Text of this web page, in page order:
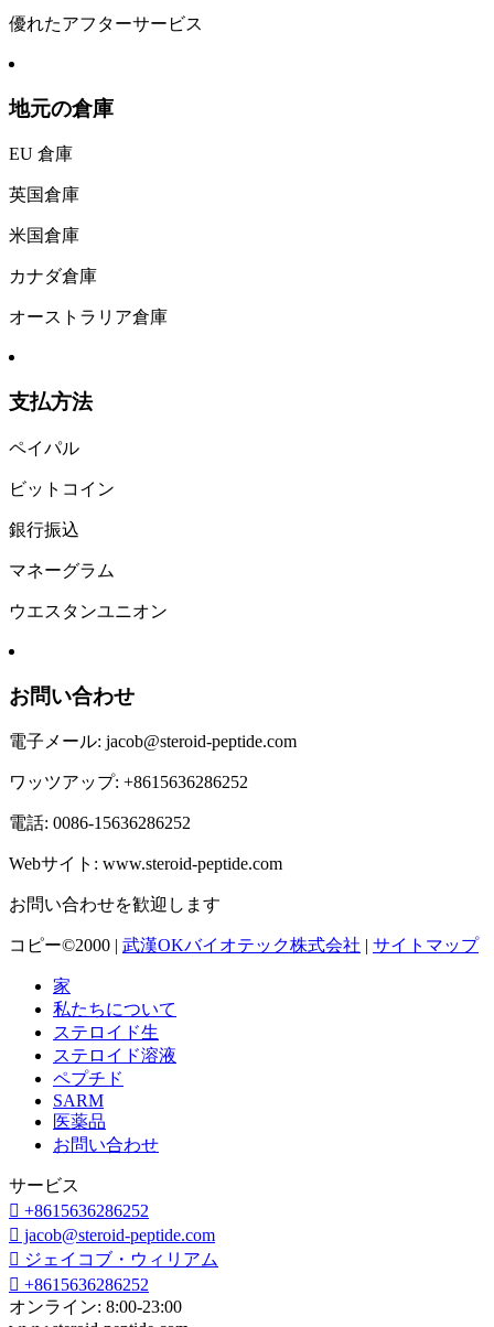
優れたアフターサービス
地元の倉庫
EU 倉庫
英国倉庫
米国倉庫
カナダ倉庫
オーストラリア倉庫
支払方法
ペイパル
ビットコイン
銀行振込
マネーグラム
ウエスタンユニオン
お問い合わせ
電子メール: jacob@steroid-peptide.com
ワッツアップ: +8615636286252
電話: 0086-15636286252
Webサイト: www.steroid-peptide.com
お問い合わせを歓迎します
コピー©2000 | 武漢OKバイオテック株式会社 | サイトマップ
家
私たちについて
ステロイド生
ステロイド溶液
ペプチド
SARM
医薬品
お問い合わせ
サービス
 +8615636286252
 jacob@steroid-peptide.com
 ジェイコブ・ウィリアム
 +8615636286252
オンライン: 8:00-23:00